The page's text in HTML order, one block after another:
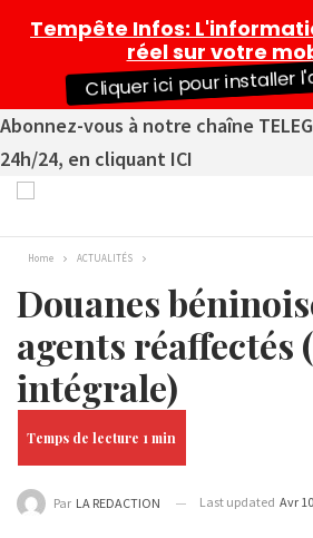
Abonnez-vous à notre chaîne
24h/24, en cliquant ICI
Home ACTUALITÉS
Douanes
agents réaffectés
intégrale)
Par LA REDACTION Last updated Avr
Tempête Infos:
réel sur votre
Cliquer ici pour